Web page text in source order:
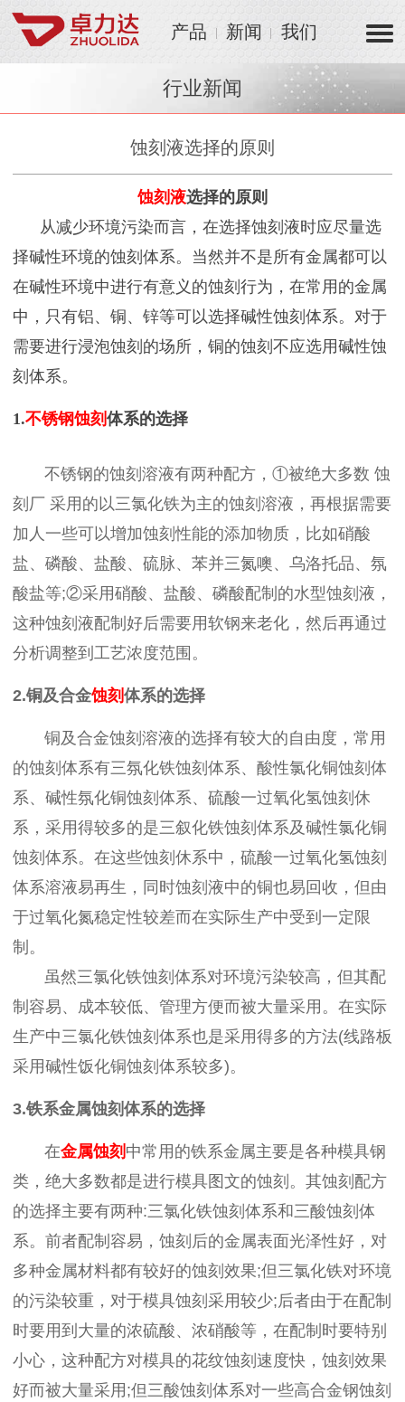
产品 新闻 我们
行业新闻
蚀刻液选择的原则
蚀刻液选择的原则
从减少环境污染而言，在选择蚀刻液时应尽量选
择碱性环境的蚀刻体系。当然并不是所有金属都可以
在碱性环境中进行有意义的蚀刻行为，在常用的金属
中，只有铝、铜、锌等可以选择碱性蚀刻体系。对于
需要进行浸泡蚀刻的场所，铜的蚀刻不应选用碱性蚀
刻体系。
1.不锈钢蚀刻体系的选择
不锈钢的蚀刻 溶液有两种配方， ①被绝大多数 蚀
刻厂 采用的以三氯化铁为主的蚀刻溶液，再根据需要
加人一些可以增加蚀刻性能的添加物质，比如硝酸
盐、磷酸、盐酸、硫脉、苯并三氮噢、乌洛托品、氛
酸盐等;②采用硝酸、盐酸、磷酸配制的水型蚀刻液，
这种蚀刻液配制好后需要用软钢来老化，然后再通过
分析调整到工艺浓度范围。
2.铜及合金蚀刻体系的选择
铜及合金蚀刻溶液的选择有较大的自由度，常用
的蚀刻体系有三氛化铁蚀刻体系、酸性氯化铜蚀刻体
系、碱性氛化铜蚀刻体系、硫酸一过氧化氢蚀刻休
系，采用得较多的是三叙化铁蚀刻体系及碱性氯化铜
蚀刻体系。在这些蚀刻休系中，硫酸一过氧化氢蚀刻
体系溶液易再生，同时蚀刻液中的铜也易回收，但由
于过氧化氮稳定性较差而在实际生产中受到一定限
制。
虽然三氯化铁蚀刻体系对环境污染较高，但其配
制容易、成本较低、管理方便而被大量采用。在实际
生产中三氯化铁蚀刻体系也是采用得多的方法(线路板
采用碱性饭化铜蚀刻体系较多)。
3.铁系金属蚀刻体系的选择
在金属蚀刻 中常用的铁系金属主要是各种模具钢
类，绝大多数都是进行模具图文的蚀刻。其蚀刻配方
的选择主要有两种:三氯化铁蚀刻体系和三酸蚀刻体
系。前者配制容易，蚀刻后的金属表面光泽性好，对
多种金属材料都有较好的蚀刻效果;但三氯化铁对环境
的污染较重，对于模具蚀刻采用较少;后者由于在配制
时要用到大量的浓硫酸、浓硝酸等，在配制时要特别
小心，这种配方对模具的花纹蚀刻速度快，蚀刻效果
好而被大量采用;但三酸蚀刻体系对一些高合金钢蚀刻